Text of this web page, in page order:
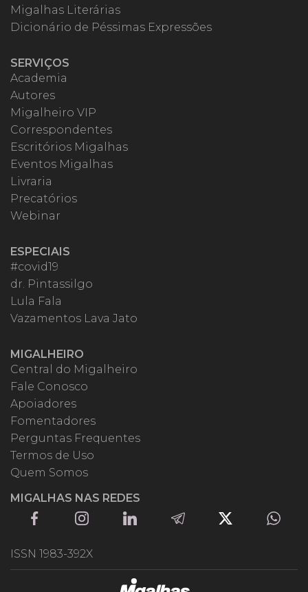
Migalhas Literárias
Dicionário de Péssimas Expressões
SERVIÇOS
Academia
Autores
Migalheiro VIP
Correspondentes
Escritórios Migalhas
Eventos Migalhas
Livraria
Precatórios
Webinar
ESPECIAIS
#covid19
dr. Pintassilgo
Lula Fala
Vazamentos Lava Jato
MIGALHEIRO
Central do Migalheiro
Fale Conosco
Apoiadores
Fomentadores
Perguntas Frequentes
Termos de Uso
Quem Somos
MIGALHAS NAS REDES
ISSN 1983-392X